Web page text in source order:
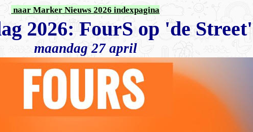
naar Marker Nieuws 2026 indexpagina
2026: FourS op 'de Street'
maandag 27 april